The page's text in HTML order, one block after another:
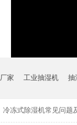
家 工业抽湿机 抽
冷冻式除湿机常见问题